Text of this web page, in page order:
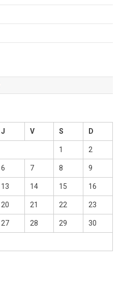
J V S D
1 2
6 7 8 9
13 14 15 16
20 21 22 23
27 28 29 30